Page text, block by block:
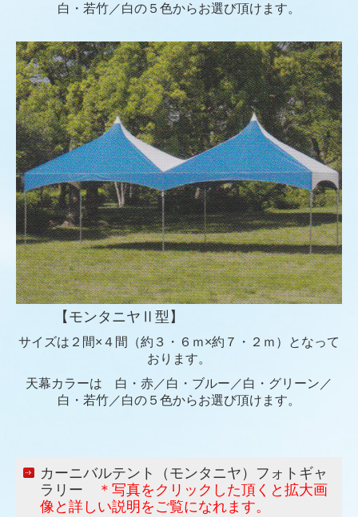
白・若竹／白の５色からお選び頂けます。
【モンタニヤⅡ型】
サイズは２間×４間（約３・６ｍ×約７・２ｍ）となって
おります。
天幕カラーは 白・赤／白・ブルー／白・グリーン／
白・若竹／白の５色からお選び頂けます。
カーニバルテント（モンタニヤ）フォトギャ
ラリー
＊写真をクリックした頂くと拡大画
像と詳しい説明をご覧になれます。